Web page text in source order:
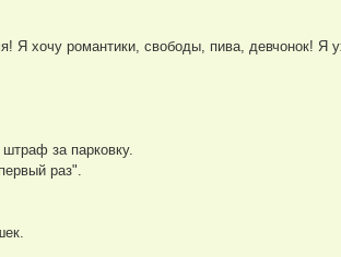
Я хочу романтики, свободы, пива, девчонок! Я
за парковку.
раз".